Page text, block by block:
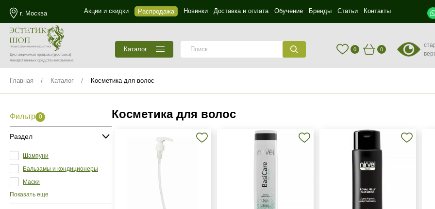
г. Москва Акции и скидки Распродажа Новинки Доставка и оплата Обучение Бренды Статьи Контакты
Дистанционная продажа(доставка)
лекарственных средств невозможна
Каталог 0 0
Главная Каталог Косметика для волос
Фильтр 0
Раздел
Шампуни
Бальзамы и кондиционеры
Маски
Показать еще
Косметика для волос